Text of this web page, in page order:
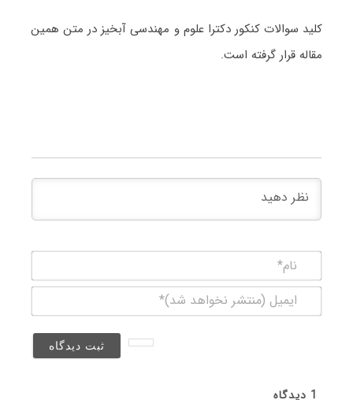
کلید سوالات کنکور دکترا علوم و مهندسی آبخیز در متن همین
مقاله قرار گرفته است.
(منتشر
1 دیدگاه